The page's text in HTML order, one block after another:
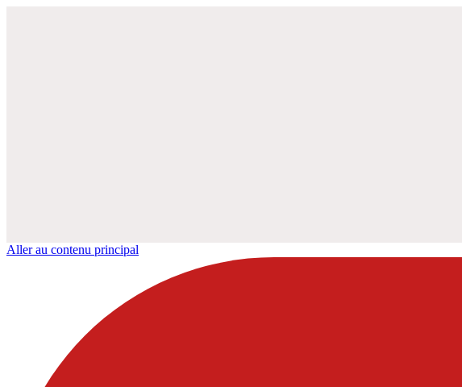
Aller au contenu principal